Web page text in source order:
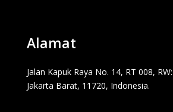
Alamat
Jalan Kapuk Raya No. 14, RT 008,
Jakarta Barat, 11720, Indonesia.